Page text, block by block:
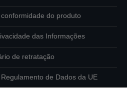
do produto
das Informações
de retratação
de Dados da UE